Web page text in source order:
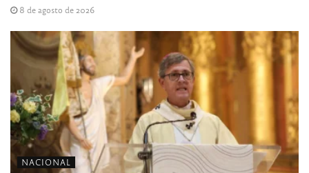
8 de agosto de 2026
NACIONAL